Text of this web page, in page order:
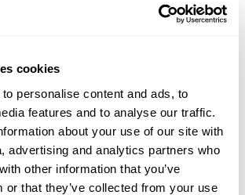
cookies
personalise content and ads, to
features and to analyse our traffic.
about your use of our site with
advertising and analytics partners who
other information that you’ve
or that they’ve collected from your use
Tiongkok: Permintaan
kredit dan tren likuiditas
– DBS
2026-08-08 05:51:40 (GMT+0)